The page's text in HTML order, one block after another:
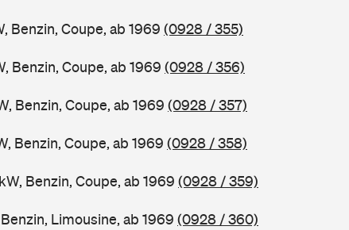
Benzin, Coupe, ab 1969 (0928 / 355)
Benzin, Coupe, ab 1969 (0928 / 356)
Benzin, Coupe, ab 1969 (0928 / 357)
Benzin, Coupe, ab 1969 (0928 / 358)
Benzin, Coupe, ab 1969 (0928 / 359)
Limousine, ab 1969 (0928 / 360)